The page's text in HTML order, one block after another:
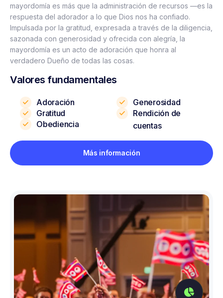
mayordomía es más que la administración de recursos —es la
respuesta del adorador a lo que Dios nos ha confiado.
Impulsada por la gratitud, expresada a través de la diligencia,
sazonada con generosidad y ofrecida con alegría, la
mayordomía es un acto de adoración que honra al
verdadero Dueño de todas las cosas.
Valores fundamentales
Adoración
Gratitud
Obediencia
Generosidad
Rendición de
cuentas
Más información